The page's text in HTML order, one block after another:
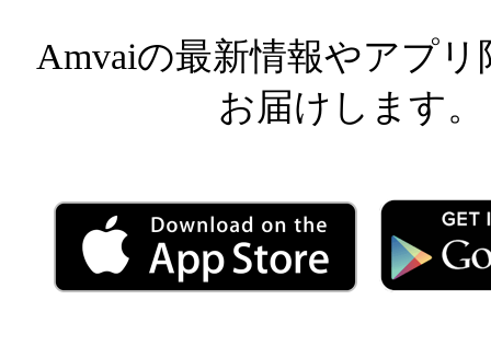
Amvaiの最新情報やアプリ
お届けします。